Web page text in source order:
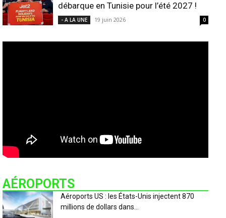
débarque en Tunisie pour l’été 2027 !
- A LA UNE 19 juin 2026 0
AÉROPORTS
Aéroports US : les États-Unis injectent 870
millions de dollars dans...